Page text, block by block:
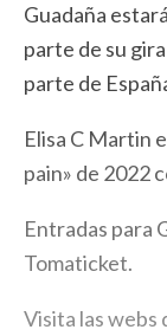
Guadaña
parte de su
parte de
Elisa C Martin
pain» de 2022
Entradas para
Tomaticket.
Visita las webs